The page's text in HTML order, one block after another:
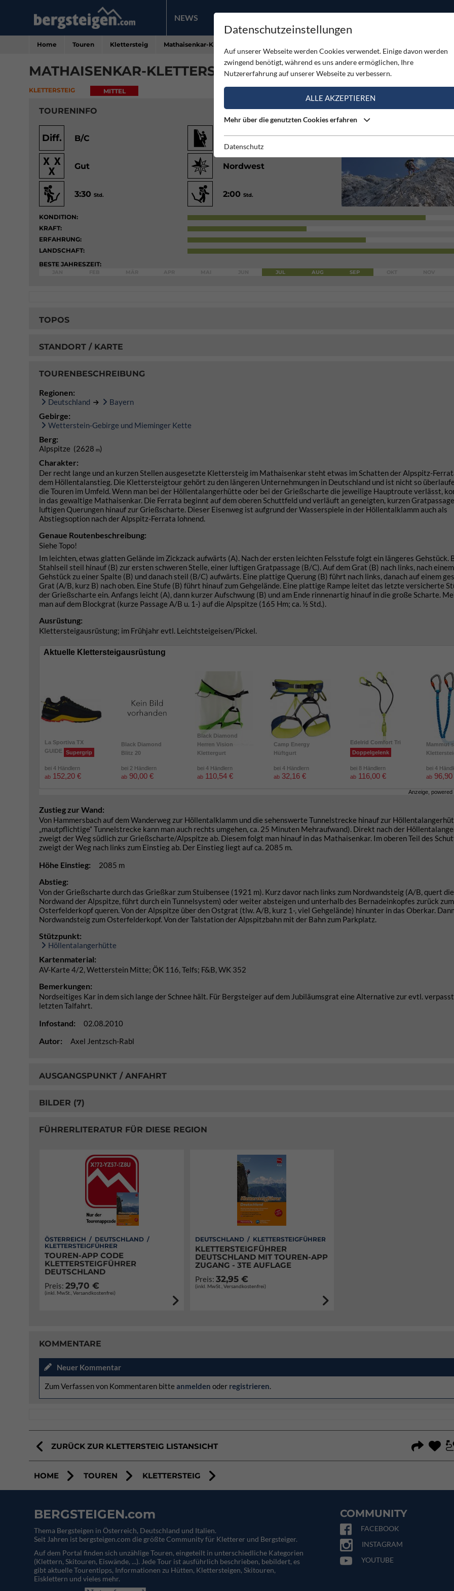
NEWS PRODUKTE
Home Touren Klettersteig Mathaisenkar-Klettersteig
MATHAISENKAR-KLETTERSTEIG
KLETTERSTEIG MITTEL
TOURENINFO
Diff. B/C 535Hm/ 1860Hm
1:30 Std./ 7:00
Gut Nordwest
3:30Std. 2:00Std.
KONDITION:
KRAFT:
ERFAHRUNG:
LANDSCHAFT:
BESTE JAHRESZEIT:
JUL AUG SEP
TOPOS
STANDORT / KARTE
TOURENBESCHREIBUNG
Regionen:
Deutschland Bayern
Gebirge:
Wetterstein-Gebirge und Mieminger Kette
Berg:
Alpspitze (2628 m)
Charakter:
Der recht lange und an kurzen Stellen ausgesetzte Klettersteig im Mathaisenkar steht etwas im Schatten der Alpspitz-
dem Höllentalanstieg. Die Klettersteigtour gehört zu den längeren Unternehmungen in Deutschland und ist nicht so
die Touren im Umfeld. Wenn man bei der Höllentalangerhütte oder bei der Grießscharte die jeweilige Hauptroute verlässt,
in das gewaltige Mathaisenkar. Die Ferrata beginnt auf dem oberen Schuttfeld und verläuft an geneigten, kurzen
luftigen Querungen hinauf zur Grießscharte. Dieser Eisenweg ist aufgrund der Wasserspiele in der Höllentalklamm auch als
Abstiegsoption nach der Alpspitz-Ferrata lohnend.
Genaue Routenbeschreibung:
Siehe Topo!
Im leichten, etwas glatten Gelände im Zickzack aufwärts (A). Nach der ersten leichten Felsstufe folgt ein längeres Gehstück.
Stahlseil steil hinauf (B) zur ersten schweren Stelle, einer luftigen Gratpassage (B/C). Auf dem Grat (B) nach links, nach
Gehstück zu einer Spalte (B) und danach steil (B/C) aufwärts. Eine plattige Querung (B) führt nach links, danach auf einem
Grat (A/B, kurz B) nach oben. Eine Stufe (B) führt hinauf zum Gehgelände. Eine plattige Rampe leitet das letzte versicherte
der Grießscharte ein. Anfangs leicht (A), dann kurzer Aufschwung (B) und am Ende rinnenartig hinauf in die große Scharte.
man auf dem Blockgrat (kurze Passage A/B u. 1-) auf die Alpspitze (165 Hm; ca. ½ Std.).
Ausrüstung:
Klettersteigausrüstung; im Frühjahr evtl. Leichtsteigeisen/Pickel.
Aktuelle Klettersteigausrüstung
La Sportiva TX
GUIDE Supergrip
bei 4 Händlern
ab 152,20 €
Black Diamond
Blitz 20
bei 2 Händlern
ab 90,00 €
Black Diamond
Herren Vision
Klettergurt
bei 4 Händlern
ab 110,54 €
Camp Energy
Hüftgurt
bei 4 Händlern
ab 32,16 €
Edelrid Comfort Tri
Doppelgelenk
bei 8 Händlern
ab 116,00 €
Mammut
bei 4
ab 96,90
Anzeige, powered
Zustieg zur Wand:
Von Hammersbach auf dem Wanderweg zur Höllentalklamm und die sehenswerte Tunnelstrecke hinauf zur
„mautpflichtige“ Tunnelstrecke kann man auch rechts umgehen, ca. 25 Minuten Mehraufwand). Direkt nach der
zweigt der Weg südlich zur Grießscharte/Alpspitze ab. Diesem folgt man hinauf in das Mathaisenkar. Im oberen Teil des
zweigt der Weg nach links zum Einstieg ab. Der Einstieg liegt auf ca. 2085 m.
Höhe Einstieg: 2085 m
Abstieg:
Von der Grießscharte durch das Grießkar zum Stuibensee (1921 m). Kurz davor nach links zum Nordwandsteig (A/B, quert die
Nordwand der Alpspitze, führt durch ein Tunnelsystem) oder weiter absteigen und unterhalb des Bernadeinkopfes zurück zum
Osterfelderkopf queren. Von der Alpspitze über den Ostgrat (tlw. A/B, kurz 1-, viel Gehgelände) hinunter in das Oberkar.
Nordwandsteig zum Osterfelderkopf. Von der Talstation der Alpspitzbahn mit der Bahn zum Parkplatz.
Stützpunkt:
Höllentalangerhütte
Kartenmaterial:
AV-Karte 4/2, Wetterstein Mitte; ÖK 116, Telfs; F&B, WK 352
Bemerkungen:
Nordseitiges Kar in dem sich lange der Schnee hält. Für Bergsteiger auf dem Jubiläumsgrat eine Alternative zur evtl.
letzten Talfahrt.
Infostand: 02.08.2010
Autor: Axel Jentzsch-Rabl
AUSGANGSPUNKT / ANFAHRT
BILDER (7)
FÜHRERLITERATUR FÜR DIESE REGION
ÖSTERREICH / DEUTSCHLAND /
KLETTERSTEIGFÜHRER
TOUREN-APP CODE
KLETTERSTEIGFÜHRER
DEUTSCHLAND
Preis: 29,70 €
(inkl. MwSt., Versandkostenfrei)
DEUTSCHLAND / KLETTERSTEIGFÜHRER
KLETTERSTEIGFÜHRER
DEUTSCHLAND MIT TOUREN-APP
ZUGANG - 3TE AUFLAGE
Preis: 32,95 €
(inkl. MwSt., Versandkostenfrei)
KOMMENTARE
Neuer Kommentar
Zum Verfassen von Kommentaren bitte anmelden oder registrieren.
ZURÜCK ZUR KLETTERSTEIG LISTANSICHT
HOME TOUREN KLETTERSTEIG
BERGSTEIGEN.com
Thema Bergsteigen in Österreich, Deutschland und Italien.
Seit Jahren ist bergsteigen.com die größte Community für Kletterer und Bergsteiger.
Auf dem Portal finden sich unzählige Touren, eingeteilt in unterschiedliche Kategorien
(Klettern, Skitouren, Eiswände, ...). Jede Tour ist ausführlich beschrieben, bebildert, es
gibt aktuelle Tourentipps, Informationen zu Hütten, Klettersteigen, Skitouren,
Eisklettern und vieles mehr.
COMMUNITY
FACEBOOK
INSTAGRAM
YOUTUBE
Datenschutzeinstellungen
Auf unserer Webseite werden Cookies verwendet. Einige davon werden
zwingend benötigt, während es uns andere ermöglichen, Ihre
Nutzererfahrung auf unserer Webseite zu verbessern.
ALLE AKZEPTIEREN
Mehr über die genutzten Cookies erfahren
Datenschutz